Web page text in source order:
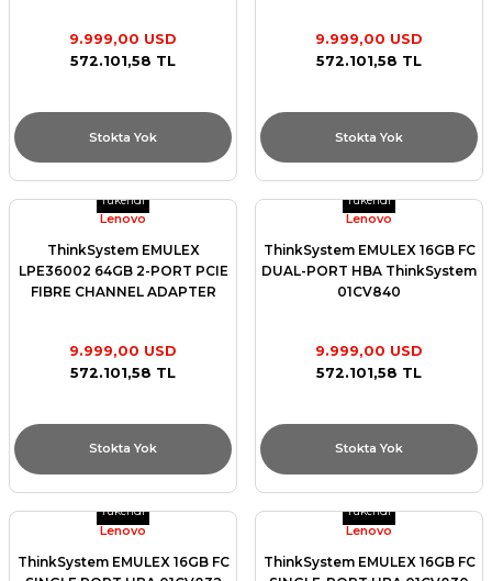
9.999,00 USD
572.101,58 TL
Stokta Yok
9.999,00 USD
572.101,58 TL
Stokta Yok
Tükendi
Lenovo
ThinkSystem EMULEX
LPE36002 64GB 2-PORT PCIE
FIBRE CHANNEL ADAPTER
9.999,00 USD
572.101,58 TL
Stokta Yok
Tükendi
Lenovo
ThinkSystem EMULEX 16GB FC
DUAL-PORT HBA ThinkSystem
01CV840
9.999,00 USD
572.101,58 TL
Stokta Yok
Tükendi
Lenovo
ThinkSystem EMULEX 16GB FC
Tükendi
Lenovo
ThinkSystem EMULEX 16GB FC